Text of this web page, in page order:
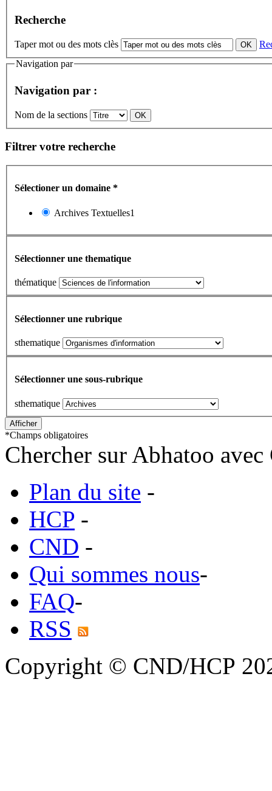
Recherche
Taper mot ou des mots clès
Navigation par
Navigation par :
Nom de la sections
Filtrer votre recherche
Sélectioner un domaine *
Archives Textuelles1
Sélectionner une thematique
thématique
Sélectionner une rubrique
sthematique
Sélectionner une sous-rubrique
sthematique
*Champs obligatoires
Chercher sur Abhatoo
Plan du site -
HCP -
CND -
Qui sommes nous-
FAQ-
RSS
Copyright © CND/HCP